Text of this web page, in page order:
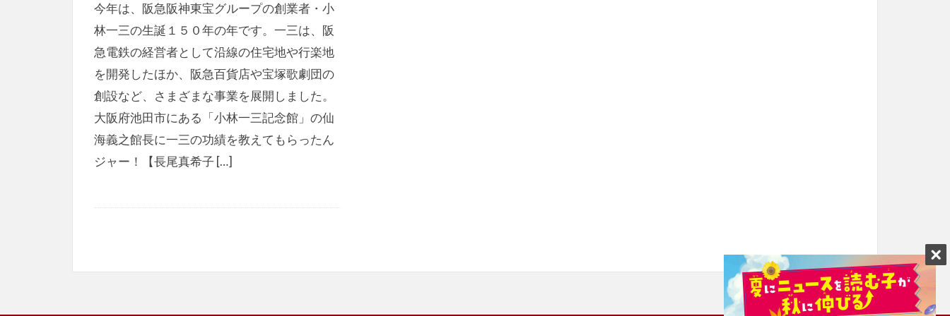
今年は、阪急阪神東宝グループの創業者・小
林一三の生誕１５０年の年です。一三は、阪
急電鉄の経営者として沿線の住宅地や行楽地
を開発したほか、阪急百貨店や宝塚歌劇団の
創設など、さまざまな事業を展開しました。
大阪府池田市にある「小林一三記念館」の仙
海義之館長に一三の功績を教えてもらったん
ジャー！【長尾真希子 […]